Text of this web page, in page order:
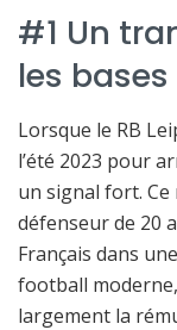
#1 Un
les
Lorsque le RB
l’été 2023 pour
un signal fort.
défenseur de 20
Français dans
football
largement la